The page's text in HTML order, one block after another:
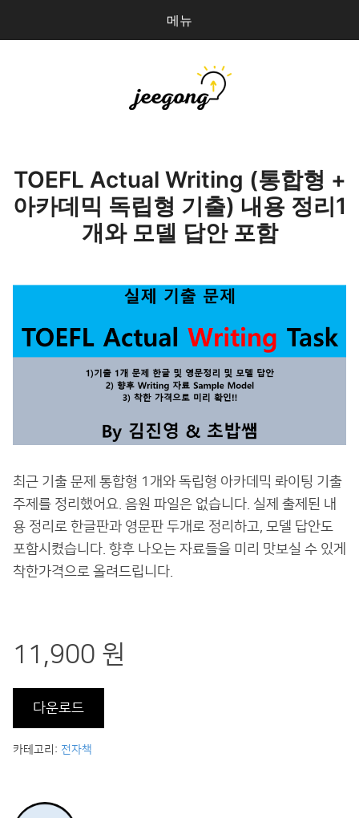
메뉴
마이페이지
TOEFL Actual Writing (통합형 +
아카데믹 독립형 기출) 내용 정리1
개와 모델 답안 포함
최근 기출 문제 통합형 1개와 독립형 아카데믹 롸이팅 기출
주제를 정리했어요. 음원 파일은 없습니다. 실제 출제된 내
용 정리로 한글판과 영문판 두개로 정리하고, 모델 답안도
포함시켰습니다. 향후 나오는 자료들을 미리 맛보실 수 있게
착한가격으로 올려드립니다.
11,900 원
다운로드
카테고리: 전자책